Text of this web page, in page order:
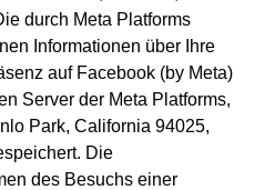
durch Meta Platforms
Informationen über Ihre
auf Facebook (by Meta)
Server der Meta Platforms,
Park, California 94025,
Die
des Besuchs einer